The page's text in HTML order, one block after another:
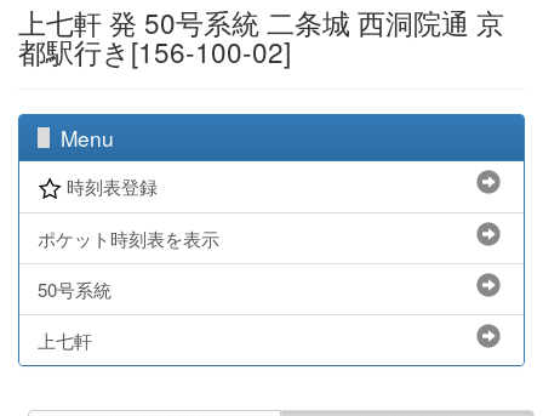
上七軒 発 50号系統 二条城 西洞院通 京
都駅行き[156-100-02]
Menu
時刻表登録
ポケット時刻表を表示
50号系統
上七軒